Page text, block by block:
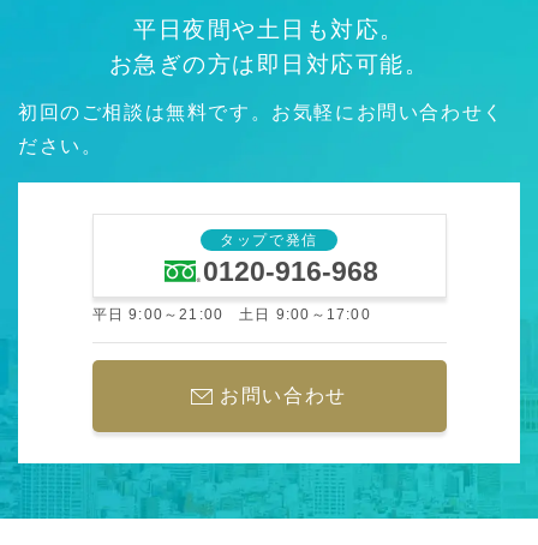
平日夜間や土日も対応。
お急ぎの方は即日対応可能。
初回のご相談は無料です。お気軽にお問い合わせく
ださい。
タップで発信
0120-916-968
平日 9:00～21:00 土日 9:00～17:00
お問い合わせ